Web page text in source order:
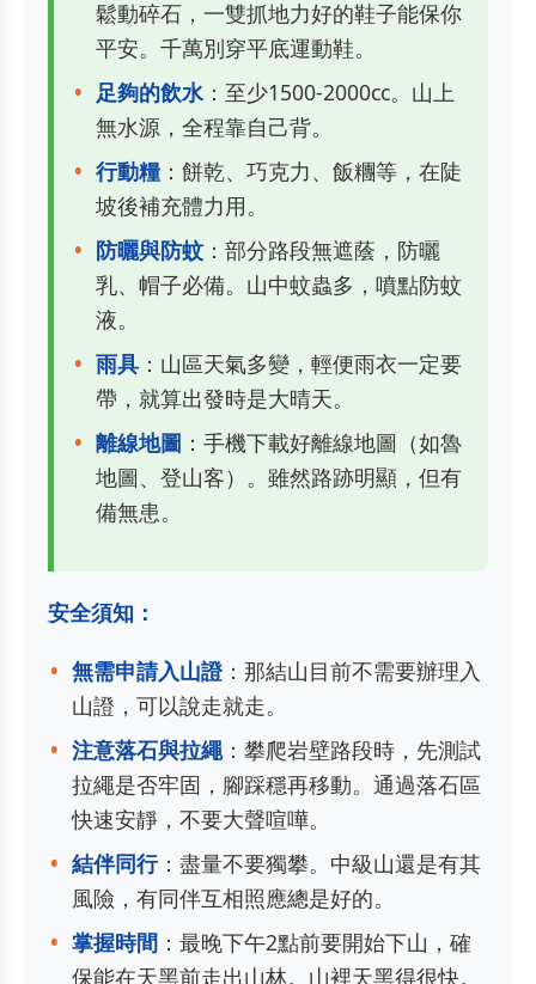
鬆動碎石，一雙抓地力好的鞋子能保你
平安。千萬別穿平底運動鞋。
足夠的飲水 ：至少1500-2000cc。山上
無水源，全程靠自己背。
行動糧 ：餅乾、巧克力、飯糰等，在陡
坡後補充體力用。
防曬與防蚊：部分路段無遮蔭，防曬
乳、帽子必備。山中蚊蟲多，噴點防蚊
液。
雨具 ：山區天氣多變，輕便雨衣一定要
帶，就算出發時是大晴天。
離線地圖 ：手機下載好離線地圖（如魯
地圖、登山客）。雖然路跡明顯，但有
備無患。
安全須知：
無需申請入山證：那結山目前不需要辦理入
山證，可以說走就走。
注意落石與拉繩：攀爬岩壁路段時，先測試
拉繩是否牢固，腳踩穩再移動。通過落石區
快速安靜，不要大聲喧嘩。
結伴同行：盡量不要獨攀。中級山還是有其
風險，有同伴互相照應總是好的。
掌握時間 ：最晚下午2點前要開始下山，確
保能在天黑前走出山林。山裡天黑得很快。